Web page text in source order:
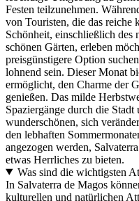
Festen teilzunehmen.
von Touristen, die das reiche
Schönheit, einschließlich des
schönen Gärten, erleben
preisgünstigere Option
lohnend sein. Dieser Monat
ermöglicht, den Charme der
genießen. Das milde
Spaziergänge durch die
wunderschönen, sich
den lebhaften
angezogen werden,
etwas Herrliches zu bieten.
Was sind die wichtigsten
In Salvaterra de Magos
kulturellen und natürlichen